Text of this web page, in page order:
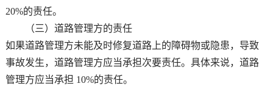
20%的责任。
（三）道路管理方的责任
如果道路管理方未能及时修复道路上的障碍物或隐患，导致
事故发生，道路管理方应当承担次要责任。具体来说，道路
管理方应当承担 10%的责任。